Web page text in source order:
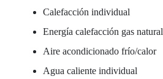
Calefacción individual
Energía calefacción gas natural
Aire acondicionado frío/calor
Agua caliente individual